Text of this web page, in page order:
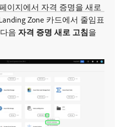
이지에서 자격 증명을 새로
Zone 카드에서 줄임표
음 자격 증명 새로 고침​을